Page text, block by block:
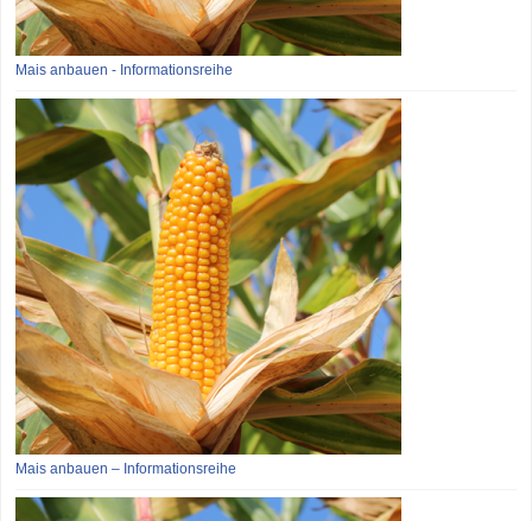
Mais anbauen - Informationsreihe
Mais anbauen – Informationsreihe